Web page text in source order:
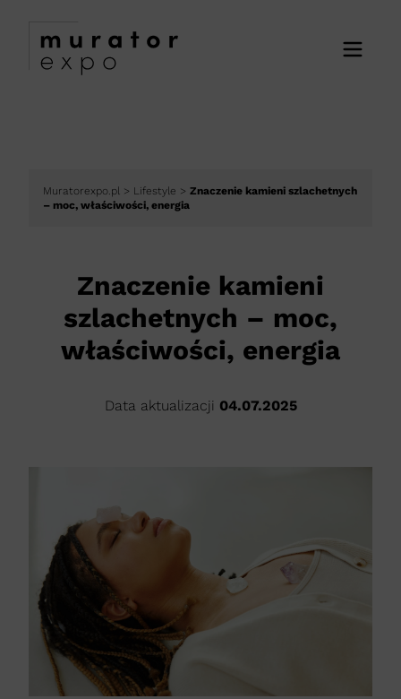
Muratorexpo.pl > Lifestyle > Znaczenie kamieni szlachetnych
– moc, właściwości, energia
Znaczenie kamieni
szlachetnych – moc,
właściwości, energia
Data aktualizacji 04.07.2025